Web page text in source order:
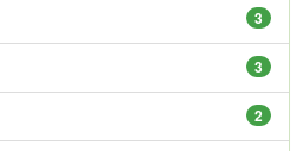
3
3
2